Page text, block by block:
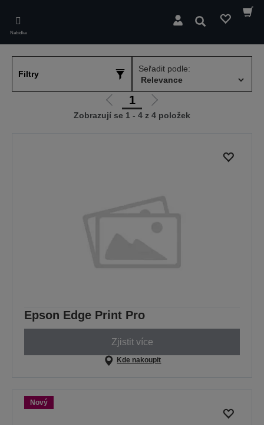
main
content
Nabídka
Hledat
Filtry
Seřadit podle:
Jít
na
1
Jít
na
Zobrazují se 1 - 4 z 4 položek
Epson Edge Print Pro
Zjistit více
Kde nakoupit
Nový